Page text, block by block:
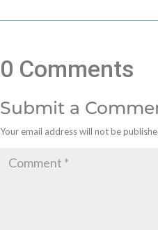
0 Comments
Submit a
Your email address will not be